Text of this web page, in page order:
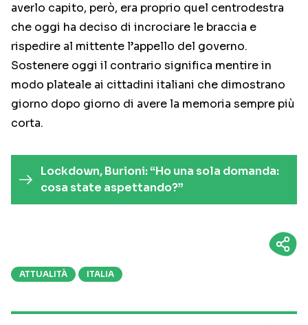
averlo capito, però, era proprio quel centrodestra
che oggi ha deciso di incrociare le braccia e
rispedire al mittente l’appello del governo.
Sostenere oggi il contrario significa mentire in
modo plateale ai cittadini italiani che dimostrano
giorno dopo giorno di avere la memoria sempre più
corta.
Lockdown, Burioni: “Ho una sola domanda:
cosa state aspettando?”
ATTUALITÀ ITALIA